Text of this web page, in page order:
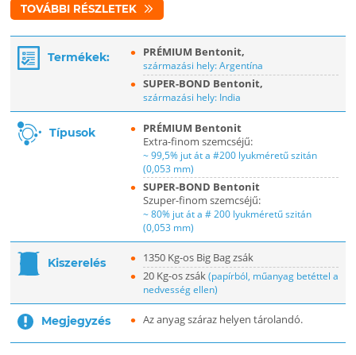
TOVÁBBI RÉSZLETEK
Termékek: PRÉMIUM Bentonit,
származási hely: Argentína
SUPER-BOND Bentonit,
származási hely: India
Típusok
PRÉMIUM Bentonit
Extra-finom szemcséjű:
~ 99,5% jut át a #200 lyukméretű szitán
(0,053 mm)
SUPER-BOND Bentonit
Szuper-finom szemcséjű:
~ 80% jut át a # 200 lyukméretű szitán
(0,053 mm)
Kiszerelés
1350 Kg-os Big Bag zsák
20 Kg-os zsák(papírból, műanyag betéttel a
nedvesség ellen)
Megjegyzés Az anyag száraz helyen tárolandó.